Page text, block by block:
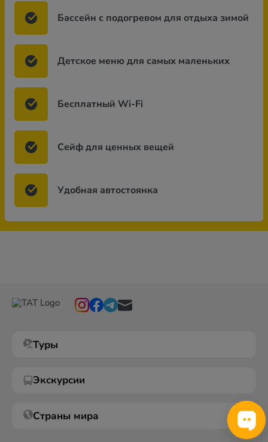
Бассейн с подогревом для отдыха зимой
Детское меню для самых маленьких
Бесплатный Wi-Fi
Сейф для ценных вещей
Удобная автостоянка
Туры
Экскурсии
Страны мира